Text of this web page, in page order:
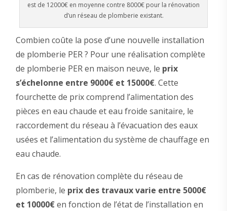
est de 12000€ en moyenne contre 8000€ pour la rénovation
d’un réseau de plomberie existant.
Combien coûte la pose d’une nouvelle installation
de plomberie PER ? Pour une réalisation complète
de plomberie PER en maison neuve, le prix
s’échelonne entre 9000€ et 15000€. Cette
fourchette de prix comprend l’alimentation des
pièces en eau chaude et eau froide sanitaire, le
raccordement du réseau à l’évacuation des eaux
usées et l’alimentation du système de chauffage en
eau chaude.
En cas de rénovation complète du réseau de
plomberie, le prix des travaux varie entre 5000€
et 10000€en fonction de l’état de l’installation en